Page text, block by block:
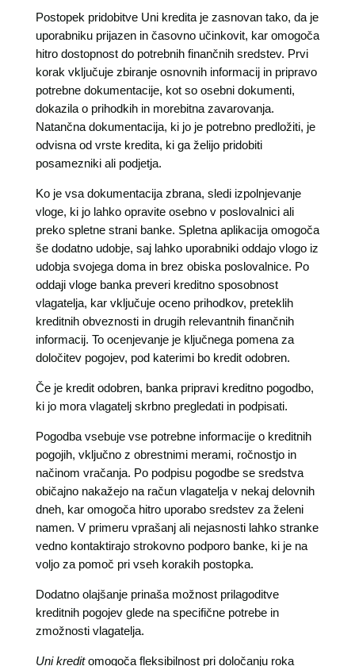
Postopek pridobitve Uni kredita je zasnovan tako, da je
uporabniku prijazen in časovno učinkovit, kar omogoča
hitro dostopnost do potrebnih finančnih sredstev. Prvi
korak vključuje zbiranje osnovnih informacij in pripravo
potrebne dokumentacije, kot so osebni dokumenti,
dokazila o prihodkih in morebitna zavarovanja.
Natančna dokumentacija, ki jo je potrebno predložiti, je
odvisna od vrste kredita, ki ga želijo pridobiti
posamezniki ali podjetja.
Ko je vsa dokumentacija zbrana, sledi izpolnjevanje
vloge, ki jo lahko opravite osebno v poslovalnici ali
preko spletne strani banke. Spletna aplikacija omogoča
še dodatno udobje, saj lahko uporabniki oddajo vlogo iz
udobja svojega doma in brez obiska poslovalnice. Po
oddaji vloge banka preveri kreditno sposobnost
vlagatelja, kar vključuje oceno prihodkov, preteklih
kreditnih obveznosti in drugih relevantnih finančnih
informacij. To ocenjevanje je ključnega pomena za
določitev pogojev, pod katerimi bo kredit odobren.
Če je kredit odobren, banka pripravi kreditno pogodbo,
ki jo mora vlagatelj skrbno pregledati in podpisati.
Pogodba vsebuje vse potrebne informacije o kreditnih
pogojih, vključno z obrestnimi merami, ročnostjo in
načinom vračanja. Po podpisu pogodbe se sredstva
običajno nakažejo na račun vlagatelja v nekaj delovnih
dneh, kar omogoča hitro uporabo sredstev za želeni
namen. V primeru vprašanj ali nejasnosti lahko stranke
vedno kontaktirajo strokovno podporo banke, ki je na
voljo za pomoč pri vseh korakih postopka.
Dodatno olajšanje prinaša možnost prilagoditve
kreditnih pogojev glede na specifične potrebe in
zmožnosti vlagatelja.
Uni kreditomogoča fleksibilnost pri določanju roka